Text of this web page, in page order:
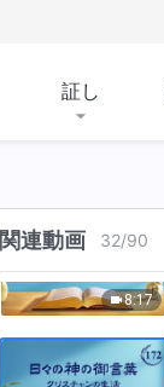
証し
関連動画 32/90
8:17